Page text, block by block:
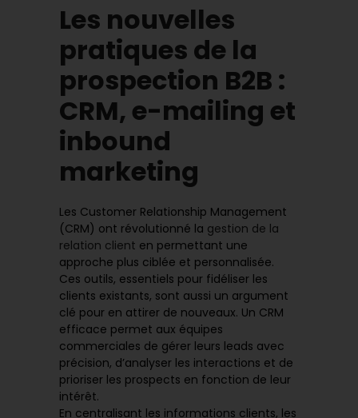
Les nouvelles
pratiques de la
prospection B2B :
CRM, e-mailing et
inbound
marketing
Les Customer Relationship Management
(CRM) ont révolutionné la gestion de la
relation client en permettant une
approche plus ciblée et personnalisée.
Ces outils, essentiels pour fidéliser les
clients existants, sont aussi un argument
clé pour en attirer de nouveaux. Un CRM
efficace permet aux équipes
commerciales de gérer leurs leads avec
précision, d’analyser les interactions et de
prioriser les prospects en fonction de leur
intérêt.
En centralisant les informations clients, les